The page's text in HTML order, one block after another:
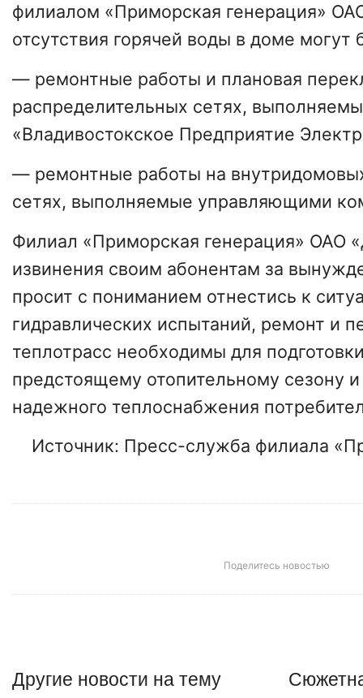
филиалом «Приморская генерация»
отсутствия горячей воды в доме могут
— ремонтные работы и плановая
распределительных сетях,
«Владивостокское Предприятие
— ремонтные работы на
сетях, выполняемые управляющими
Филиал «Приморская генерация» ОАО
извинения своим абонентам за
просит с пониманием отнестись к
гидравлических испытаний, ремонт и
теплотрасс необходимы для
предстоящему отопительному сезону
надежного теплоснабжения
Источник: Пресс-служба филиала
Поделитесь новостью
Другие новости на тему